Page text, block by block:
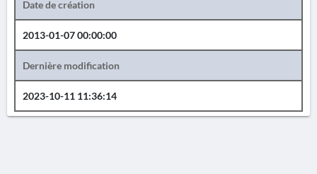
Date de création
2013-01-07 00:00:00
Dernière modification
2023-10-11 11:36:14